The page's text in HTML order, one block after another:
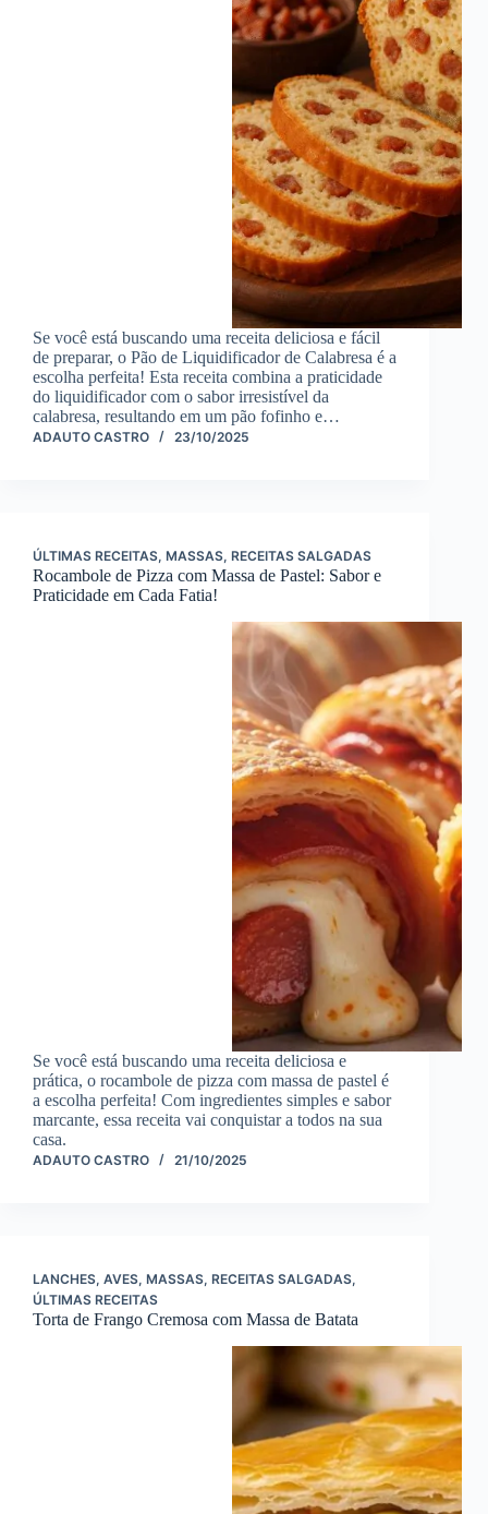
Se você está buscando uma receita deliciosa e fácil
de preparar, o Pão de Liquidificador de Calabresa é a
escolha perfeita! Esta receita combina a praticidade
do liquidificador com o sabor irresistível da
calabresa, resultando em um pão fofinho e…
ADAUTO CASTRO 23/10/2025
ÚLTIMAS RECEITAS, MASSAS, RECEITAS SALGADAS
Rocambole de Pizza com Massa de Pastel: Sabor e
Praticidade em Cada Fatia!
Se você está buscando uma receita deliciosa e
prática, o rocambole de pizza com massa de pastel é
a escolha perfeita! Com ingredientes simples e sabor
marcante, essa receita vai conquistar a todos na sua
casa.
ADAUTO CASTRO 21/10/2025
LANCHES, AVES, MASSAS, RECEITAS SALGADAS,
ÚLTIMAS RECEITAS
Torta de Frango Cremosa com Massa de Batata